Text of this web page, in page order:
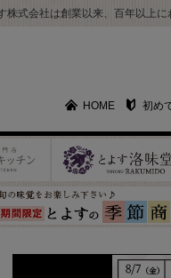
株式会社は創業以来、百年以上
HOME 初め